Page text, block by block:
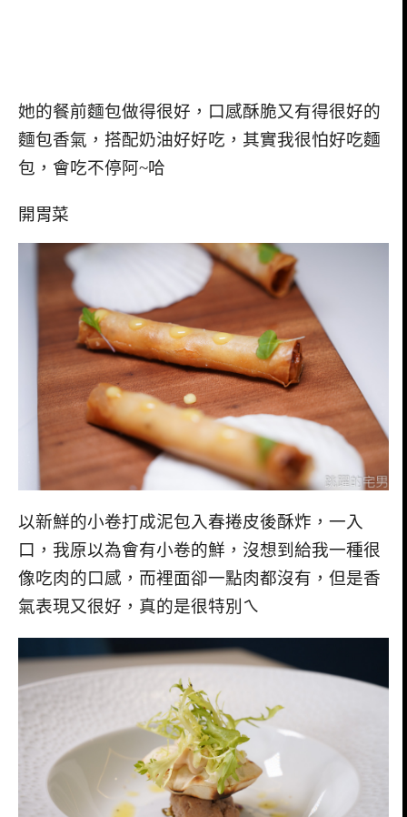
她的餐前麵包做得很好，口感酥脆又有得很好的
麵包香氣，搭配奶油好好吃，其實我很怕好吃麵
包，會吃不停阿~哈
開胃菜
以新鮮的小卷打成泥包入春捲皮後酥炸，一入
口，我原以為會有小卷的鮮，沒想到給我一種很
像吃肉的口感，而裡面卻一點肉都沒有，但是香
氣表現又很好，真的是很特別ㄟ